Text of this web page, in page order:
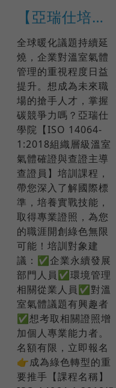
【亞瑞仕培訓課程】ISO 14064-1:2018組織層級溫室氣體確證與查證主導查證員
全球暖化議題持續延
燒，企業對溫室氣體
管理的重視程度日益
提升。想成為未來職
場的搶手人才，掌握
碳競爭力嗎？​亞瑞仕
學院【ISO 14064-
1:2018組織層級溫室
氣體確證與查證主導
查證員】培訓課程，
帶您深入了解國際標
準，培養實戰技能，
取得專業證照，為您
的職涯開創綠色無限
可能！​培訓對象建
議：✅企業永續發展
部門人員✅環境管理
相關從業人員✅對溫
室氣體議題有興趣者
✅想考取相關證照增
加個人專業能力者。​
名額有限，立即報名
👉成為綠色轉型的重
要推手【課程名稱】